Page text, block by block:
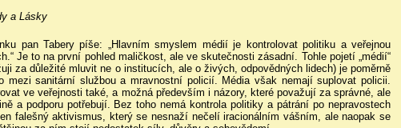
a Lásky
pan Tabery píše: „Hlavním smyslem médií je kontrolovat politiku a veřejnou
Je to na první pohled maličkost, ale ve skutečnosti zásadní. Tohle pojetí „médií“
za důležité mluvit ne o institucích, ale o živých, odpovědných lidech) je poměrně
mezi sanitární službou a mravnostní policií. Média však nemají suplovat policii.
ve veřejnosti také, a možná především i názory, které považují za správné, ale
a podporu potřebují. Bez toho nemá kontrola politiky a pátrání po nepravostech
falešný aktivismus, který se nesnaží nečelí iracionálním vášním, ale naopak se